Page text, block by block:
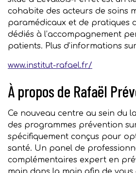
cohabite des acteurs de soins
paramédicaux et de pratiques
dédiés à l’accompagnement
patients. Plus d’informations
www.institut-rafael.fr/
À propos de Rafaël
Ce nouveau centre au sein du
des programmes prévention
spécifiquement conçus pour
santé. Un panel de
complémentaires expert en